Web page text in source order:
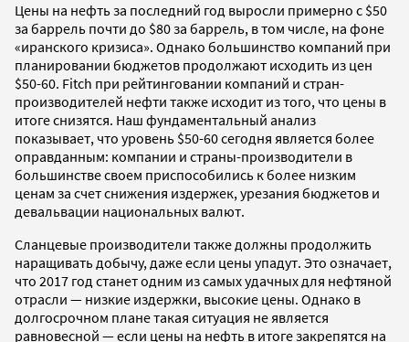
Цены на нефть за последний год выросли примерно с $50
за баррель почти до $80 за баррель, в том числе, на фоне
«иранского кризиса». Однако большинство компаний при
планировании бюджетов продолжают исходить из цен
$50-60. Fitch при рейтинговании компаний и стран-
производителей нефти также исходит из того, что цены в
итоге снизятся. Наш фундаментальный анализ
показывает, что уровень $50-60 сегодня является более
оправданным: компании и страны-производители в
большинстве своем приспособились к более низким
ценам за счет снижения издержек, урезания бюджетов и
девальвации национальных валют.
Сланцевые производители также должны продолжить
наращивать добычу, даже если цены упадут. Это означает,
что 2017 год станет одним из самых удачных для нефтяной
отрасли — низкие издержки, высокие цены. Однако в
долгосрочном плане такая ситуация не является
равновесной — если цены на нефть в итоге закрепятся на